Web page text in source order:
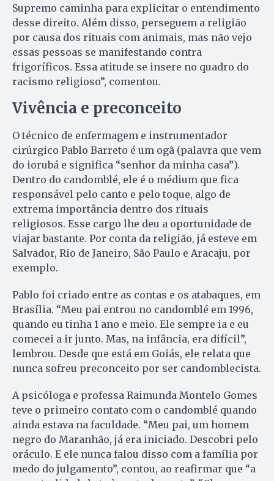
Supremo caminha para explicitar o entendimento
desse direito. Além disso, perseguem a religião
por causa dos rituais com animais, mas não vejo
essas pessoas se manifestando contra
frigoríficos. Essa atitude se insere no quadro do
racismo religioso”, comentou.
Vivência e preconceito
O técnico de enfermagem e instrumentador
cirúrgico Pablo Barreto é um ogã (palavra que vem
do iorubá e significa “senhor da minha casa”).
Dentro do candomblé, ele é o médium que fica
responsável pelo canto e pelo toque, algo de
extrema importância dentro dos rituais
religiosos. Esse cargo lhe deu a oportunidade de
viajar bastante. Por conta da religião, já esteve em
Salvador, Rio de Janeiro, São Paulo e Aracaju, por
exemplo.
Pablo foi criado entre as contas e os atabaques, em
Brasília. “Meu pai entrou no candomblé em 1996,
quando eu tinha 1 ano e meio. Ele sempre ia e eu
comecei a ir junto. Mas, na infância, era difícil”,
lembrou. Desde que está em Goiás, ele relata que
nunca sofreu preconceito por ser candomblecista.
A psicóloga e professa Raimunda Montelo Gomes
teve o primeiro contato com o candomblé quando
ainda estava na faculdade. “Meu pai, um homem
negro do Maranhão, já era iniciado. Descobri pelo
oráculo. E ele nunca falou disso com a família por
medo do julgamento”, contou, ao reafirmar que “a